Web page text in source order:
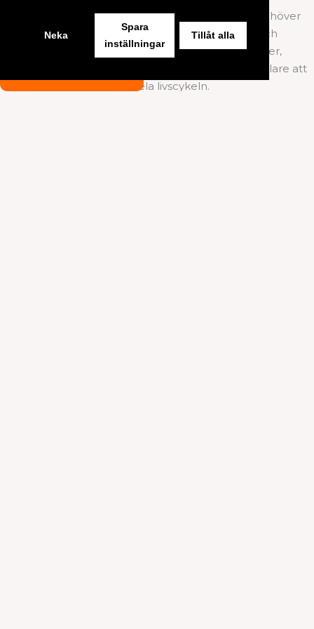
Graverade metallskyltar är ett smart val när du behöver
säker identifiering av utrustning, komponenter och
installationer. Med tydlig märkning av serienummer,
beteckningar eller interna referenser blir det enklare att
följa produkter genom hela livscykeln.
Neka
Spara
inställningar
Tillåt alla